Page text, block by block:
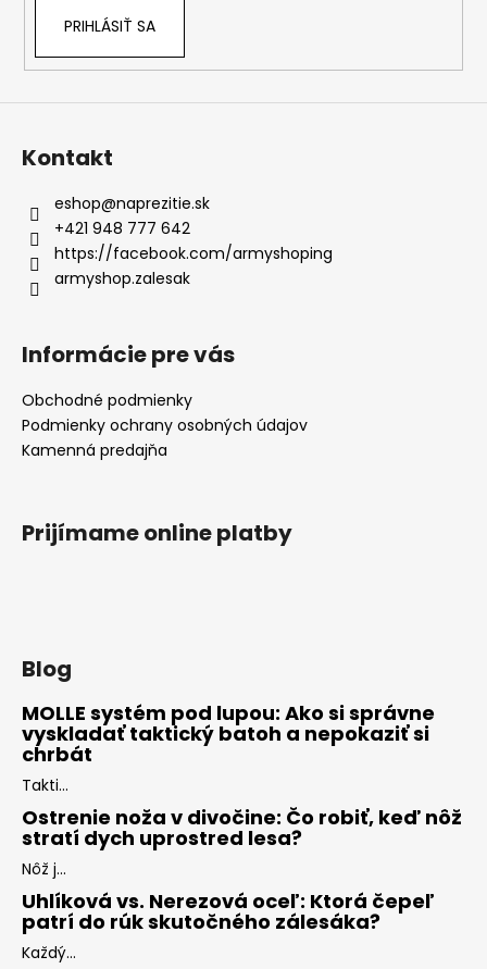
PRIHLÁSIŤ SA
Kontakt
eshop@naprezitie.sk
+421 948 777 642
https://facebook.com/armyshoping
armyshop.zalesak
Informácie pre vás
Obchodné podmienky
Podmienky ochrany osobných údajov
Kamenná predajňa
Prijímame online platby
Blog
MOLLE systém pod lupou: Ako si správne
vyskladať taktický batoh a nepokaziť si
chrbát
Takti...
Ostrenie noža v divočine: Čo robiť, keď nôž
stratí dych uprostred lesa?
Nôž j...
Uhlíková vs. Nerezová oceľ: Ktorá čepeľ
patrí do rúk skutočného zálesáka?
Každý...